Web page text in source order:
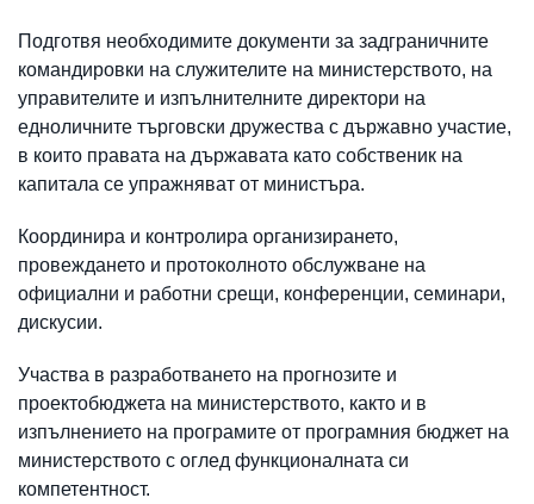
Подготвя необходимите документи за задграничните
командировки на служителите на министерството, на
управителите и изпълнителните директори на
едноличните търговски дружества с държавно участие,
в които правата на държавата като собственик на
капитала се упражняват от министъра.
Координира и контролира организирането,
провеждането и протоколното обслужване на
официални и работни срещи, конференции, семинари,
дискусии.
Участва в разработването на прогнозите и
проектобюджета на министерството, както и в
изпълнението на програмите от програмния бюджет на
министерството с оглед функционалната си
компетентност.